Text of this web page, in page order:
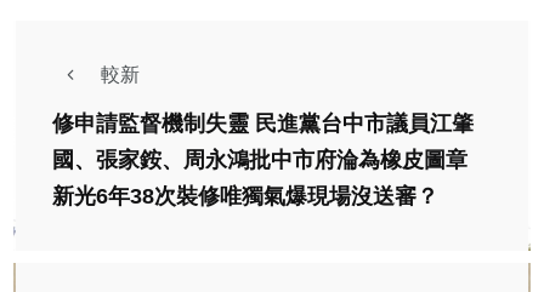
較新
修申請監督機制失靈 民進黨台中市議員江肇
國、張家銨、周永鴻批中市府淪為橡皮圖章
新光6年38次裝修唯獨氣爆現場沒送審？